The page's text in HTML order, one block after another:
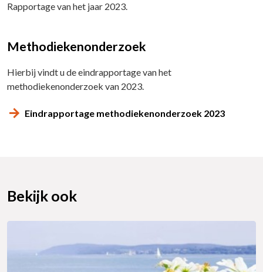
Rapportage van het jaar 2023.
Methodiekenonderzoek
Hierbij vindt u de eindrapportage van het
methodiekenonderzoek van 2023.
Eindrapportage methodiekenonderzoek 2023
Bekijk ook